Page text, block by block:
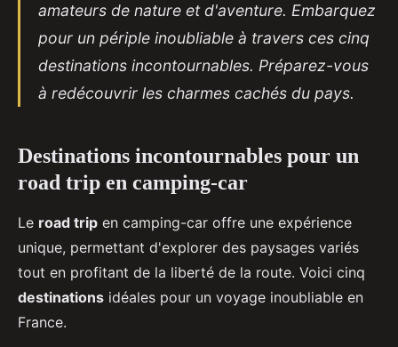
amateurs de nature et d'aventure. Embarquez
pour un périple inoubliable à travers ces cinq
destinations incontournables. Préparez-vous
à redécouvrir les charmes cachés du pays.
Destinations incontournables pour un
road trip en camping-car
Le road trip en camping-car offre une expérience
unique, permettant d'explorer des paysages variés
tout en profitant de la liberté de la route. Voici cinq
destinations idéales pour un voyage inoubliable en
France.